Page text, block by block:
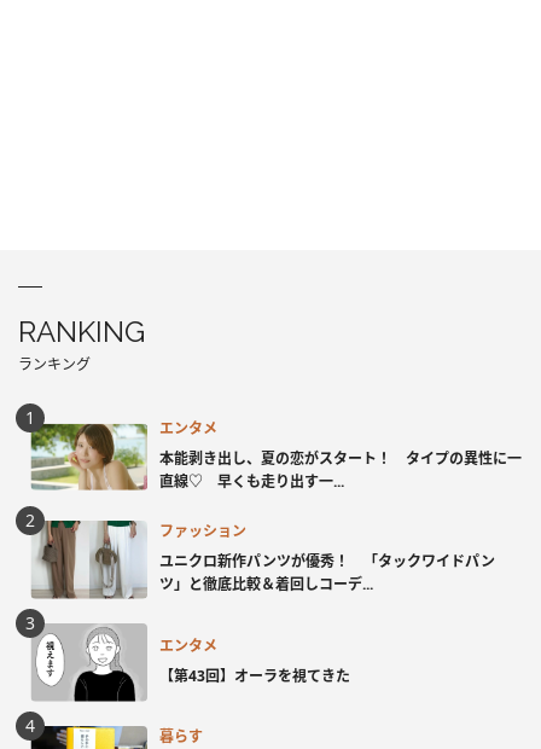
RANKING
ランキング
エンタメ
本能剥き出し、夏の恋がスタート！ タイプの異性に一
直線♡ 早くも走り出す一...
ファッション
ユニクロ新作パンツが優秀！ 「タックワイドパン
ツ」と徹底比較＆着回しコーデ...
エンタメ
【第43回】オーラを視てきた
暮らす